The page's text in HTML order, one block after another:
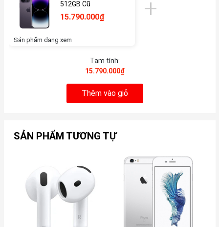
512GB Cũ
15.790.000₫
Sản phẩm đang xem
Tạm tính:
15.790.000₫
Thêm vào giỏ
SẢN PHẨM TƯƠNG TỰ